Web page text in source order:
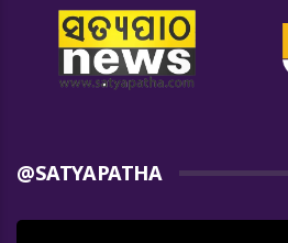
@SATYAPATHA